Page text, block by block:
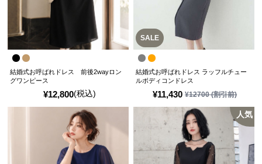
¥12,800(税込)
結婚式お呼ばれドレス 前後2wayロン
グワンピース
SALE
¥11,430 ¥12700(割引前)
結婚式お呼ばれドレス ラッフルチュー
ルボディコンドレス
人気